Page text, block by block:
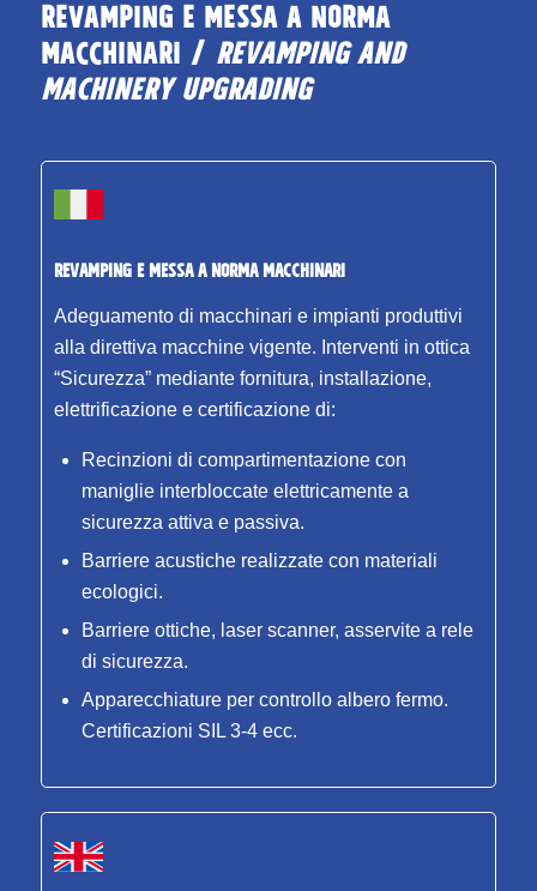
REVAMPING E MESSA A NORMA
MACCHINARI / REVAMPING AND
MACHINERY UPGRADING
REVAMPING E MESSA A NORMA MACCHINARI
Adeguamento di macchinari e impianti produttivi
alla direttiva macchine vigente. Interventi in ottica
“Sicurezza” mediante fornitura, installazione,
elettrificazione e certificazione di:
Recinzioni di compartimentazione con
maniglie interbloccate elettricamente a
sicurezza attiva e passiva.
Barriere acustiche realizzate con materiali
ecologici.
Barriere ottiche, laser scanner, asservite a rele
di sicurezza.
Apparecchiature per controllo albero fermo.
Certificazioni SIL 3-4 ecc.